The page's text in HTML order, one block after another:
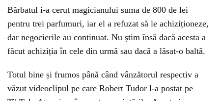
Bărbatul i-a cerut magicianului suma de 800 de lei
pentru trei parfumuri, iar el a refuzat să le achiziționeze,
dar negocierile au continuat. Nu știm însă dacă acesta a
făcut achiziția în cele din urmă sau dacă a lăsat-o baltă.
Totul bine și frumos până când vânzătorul respectiv a
văzut videoclipul pe care Robert Tudor l-a postat pe